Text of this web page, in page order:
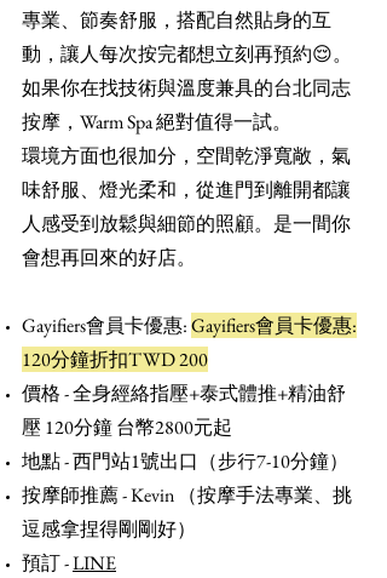
專業、節奏舒服，搭配自然貼身的互
動，讓人每次按完都想立刻再預約😌。
如果你在找技術與溫度兼具的台北同志
按摩，Warm Spa 絕對值得一試。
環境方面也很加分，空間乾淨寬敞，氣
味舒服、燈光柔和，從進門到離開都讓
人感受到放鬆與細節的照顧。是一間你
會想再回來的好店。
Gayifiers會員卡優惠:Gayifiers會員卡優惠:
120分鐘折扣TWD 200
價格 - 全身經絡指壓+泰式體推+精油舒
壓 120分鐘 台幣2800元起
地點 - 西門站1號出口（步行7-10分鐘）
按摩師推薦 - Kevin （按摩手法專業、挑
逗感拿捏得剛剛好）
預訂 -LINE